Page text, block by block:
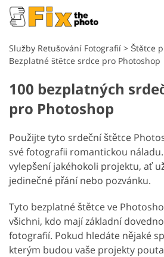
Služby Retušování Fotografií > Štětce
Bezplatné štětce srdce pro Photoshop
100 bezplatných
pro Photoshop
Použijte tyto srdeční štětce
své fotografii romantickou
vylepšení jakéhokoli projektu, ať
jedinečné přání nebo pozvánku.
Tyto bezplatné štětce ve
všichni, kdo mají základní
fotografií. Pokud hledáte nějaké
kterým budou vaše projekty